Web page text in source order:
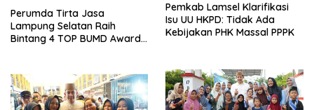
Perumda Tirta Jasa
Lampung Selatan Raih
Bintang 4 TOP BUMD Awards
Pemkab Lamsel Klarifikasi
Isu UU HKPD: Tidak Ada
Kebijakan PHK Massal PPPK